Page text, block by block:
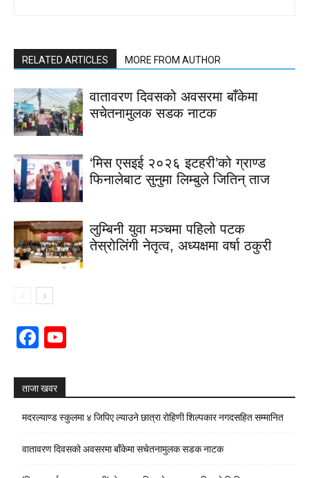
RELATED ARTICLES MORE FROM AUTHOR
वातावरण दिवसको अवसरमा बाँकेमा
सचेतनामुलक सडक नाटक
‘मिस एसइई २०२६ इटहरी’को ग्राण्ड
फिनालेबाट सुनुमा लिम्बुले जितिन् ताज
लुम्बिनी युवा मञ्चमा पहिलो पटक
तेस्रोलिंगी नेतृत्व, अध्यक्षमा वर्षा ठकुरी
Facebook
ताजा खवर
मदरल्याण्ड स्कुलमा ४ जिपिए ल्याउने छात्रा रोहिणी शिल्पकार नगदसहित सम्मानित
वातावरण दिवसको अवसरमा बाँकेमा सचेतनामुलक सडक नाटक